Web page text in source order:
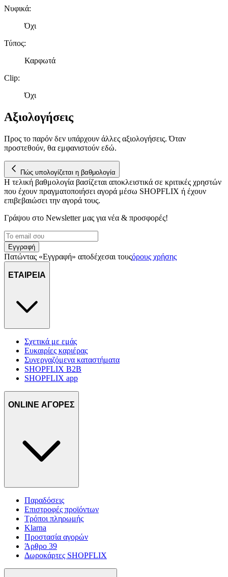
Νυφικά:
Όχι
Τύπος:
Καρφωτά
Clip:
Όχι
Αξιολογήσεις
Προς το παρόν δεν υπάρχουν άλλες αξιολογήσεις. Όταν
προστεθούν, θα εμφανιστούν εδώ.
Πώς υπολογίζεται η βαθμολογία
Η τελική βαθμολογία βασίζεται αποκλειστικά σε κριτικές χρηστών
που έχουν πραγματοποιήσει αγορά μέσω SHOPFLIX ή έχουν
επιβεβαιώσει την αγορά τους.
Γράψου στο Νewsletter μας για νέα & προσφορές!
Εγγραφή
Πατώντας «Εγγραφή» αποδέχεσαι τουςόρους χρήσης
ΕΤΑΙΡΕΙΑ
Σχετικά με εμάς
Ευκαιρίες καριέρας
Συνεργαζόμενα καταστήματα
SHOPFLIX B2B
SHOPFLIX app
ONLINE ΑΓΟΡΕΣ
Παραδόσεις
Επιστροφές προϊόντων
Τρόποι πληρωμής
Klarna
Προστασία αγορών
Άρθρο 39
Δωροκάρτες SHOPFLIX